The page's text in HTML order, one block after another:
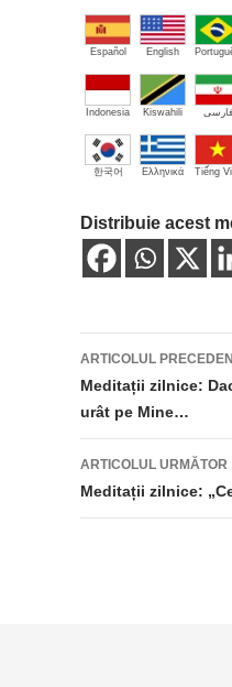
Español English
Indonesia Kiswahili فارسی
한국어 Ελληνικά Tiếng
Distribuie acest
Navigare
în
articole
ARTICOLUL
Meditații zilnice:
urât pe Mine…
ARTICOLUL URMĂTOR
Meditații zilnice: